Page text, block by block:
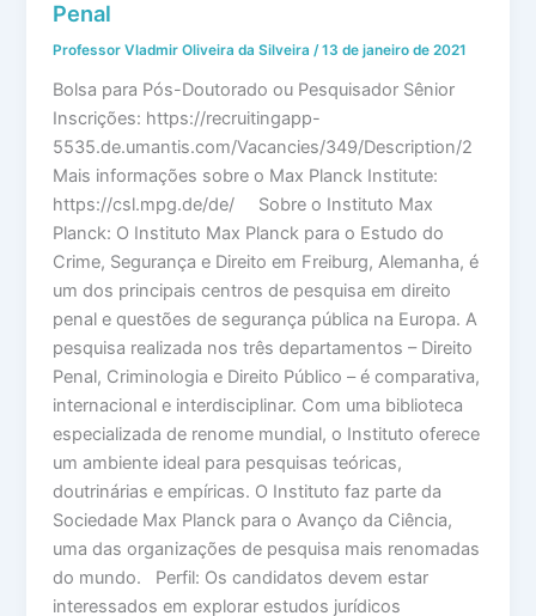
Penal
Professor Vladmir Oliveira da Silveira/13 de janeiro de 2021
Bolsa para Pós-Doutorado ou Pesquisador Sênior
Inscrições: https://recruitingapp-
5535.de.umantis.com/Vacancies/349/Description/2
Mais informações sobre o Max Planck Institute:
https://csl.mpg.de/de/ Sobre o Instituto Max
Planck: O Instituto Max Planck para o Estudo do
Crime, Segurança e Direito em Freiburg, Alemanha, é
um dos principais centros de pesquisa em direito
penal e questões de segurança pública na Europa. A
pesquisa realizada nos três departamentos – Direito
Penal, Criminologia e Direito Público – é comparativa,
internacional e interdisciplinar. Com uma biblioteca
especializada de renome mundial, o Instituto oferece
um ambiente ideal para pesquisas teóricas,
doutrinárias e empíricas. O Instituto faz parte da
Sociedade Max Planck para o Avanço da Ciência,
uma das organizações de pesquisa mais renomadas
do mundo. Perfil: Os candidatos devem estar
interessados em explorar estudos jurídicos